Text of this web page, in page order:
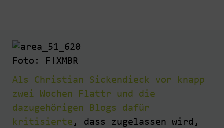
Foto: F!XMBR
Als Christian Sickendieck vor knapp
zwei Wochen Flattr und die
dazugehörigen Blogs dafür
kritisierte , dass zugelassen wird,